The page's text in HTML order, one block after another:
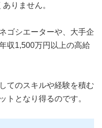
りません。
ゴシエーターや、大手企
収1,500万円以上の高給
てのスキルや経験を積む
トとなり得るのです。